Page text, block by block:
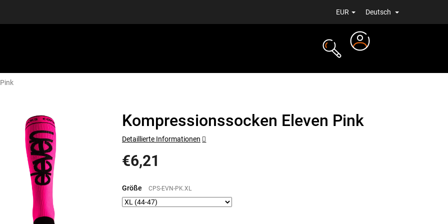
EUR Deutsch
Kompressionssocken Eleven Pink
€6,21
Größe CPS-EVN-PK.XL
Detaillierte Informationen